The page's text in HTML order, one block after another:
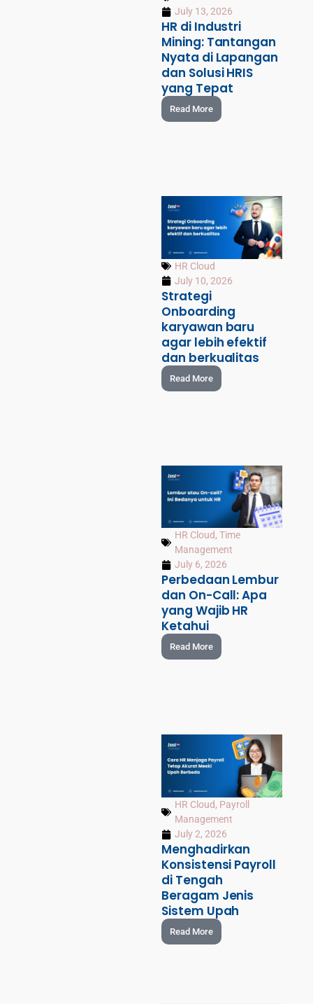
July 13, 2026
HR di Industri
Mining: Tantangan
Nyata di Lapangan
dan Solusi HRIS
yang Tepat
Read More
HR Cloud
July 10, 2026
Strategi
Onboarding
karyawan baru
agar lebih efektif
dan berkualitas
Read More
HR Cloud,Time
Management
July 6, 2026
Perbedaan Lembur
dan On-Call: Apa
yang Wajib HR
Ketahui
Read More
HR Cloud, Payroll
Management
July 2, 2026
Menghadirkan
Konsistensi Payroll
di Tengah
Beragam Jenis
Sistem Upah
Read More